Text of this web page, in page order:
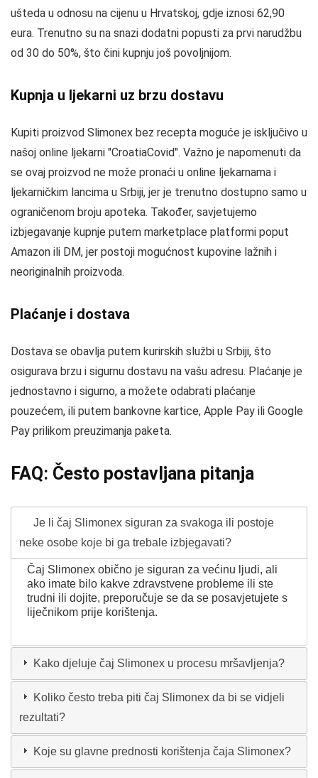
ušteda u odnosu na cijenu u Hrvatskoj, gdje iznosi 62,90
eura. Trenutno su na snazi dodatni popusti za prvi narudžbu
od 30 do 50%, što čini kupnju još povoljnijom.
Kupnja u ljekarni uz brzu dostavu
Kupiti proizvod Slimonex bez recepta moguće je isključivo u
našoj online ljekarni "CroatiaCovid". Važno je napomenuti da
se ovaj proizvod ne može pronaći u online ljekarnama i
ljekarničkim lancima u Srbiji, jer je trenutno dostupno samo u
ograničenom broju apoteka. Također, savjetujemo
izbjegavanje kupnje putem marketplace platformi poput
Amazon ili DM, jer postoji mogućnost kupovine lažnih i
neoriginalnih proizvoda.
Plaćanje i dostava
Dostava se obavlja putem kurirskih službi u Srbiji, što
osigurava brzu i sigurnu dostavu na vašu adresu. Plaćanje je
jednostavno i sigurno, a možete odabrati plaćanje
pouzećem, ili putem bankovne kartice, Apple Pay ili Google
Pay prilikom preuzimanja paketa.
FAQ: Često postavljana pitanja
Je li čaj Slimonex siguran za svakoga ili postoje
neke osobe koje bi ga trebale izbjegavati?
Čaj Slimonex obično je siguran za većinu ljudi, ali
ako imate bilo kakve zdravstvene probleme ili ste
trudni ili dojite, preporučuje se da se posavjetujete s
liječnikom prije korištenja.
Kako djeluje čaj Slimonex u procesu mršavljenja?
Koliko često treba piti čaj Slimonex da bi se vidjeli
rezultati?
Koje su glavne prednosti korištenja čaja Slimonex?